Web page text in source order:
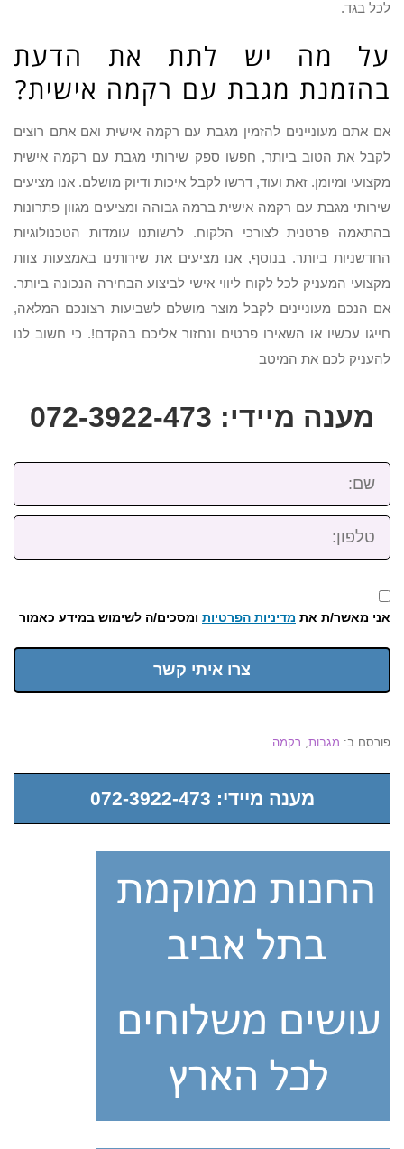
לכל בגד.
על מה יש לתת את הדעת
בהזמנת מגבת עם רקמה אישית?
אם אתם מעוניינים להזמין מגבת עם רקמה אישית ואם אתם רוצים
לקבל את הטוב ביותר, חפשו ספק שירותי מגבת עם רקמה אישית
מקצועי ומיומן. זאת ועוד, דרשו לקבל איכות ודיוק מושלם. אנו מציעים
שירותי מגבת עם רקמה אישית ברמה גבוהה ומציעים מגוון פתרונות
בהתאמה פרטנית לצורכי הלקוח. לרשותנו עומדות הטכנולוגיות
החדשניות ביותר. בנוסף, אנו מציעים את שירותינו באמצעות צוות
מקצועי המעניק לכל לקוח ליווי אישי לביצוע הבחירה הנכונה ביותר.
אם הנכם מעוניינים לקבל מוצר מושלם לשביעות רצונכם המלאה,
חייגו עכשיו או השאירו פרטים ונחזור אליכם בהקדם!. כי חשוב לנו
להעניק לכם את המיטב
מענה מיידי: 072-3922-473
שם:
טלפון:
אני מאשר/ת את מדיניות הפרטיות ומסכים/ה לשימוש במידע כאמור
צרו איתי קשר
פורסם ב: מגבות רקמה
מענה מיידי: 072-3922-473